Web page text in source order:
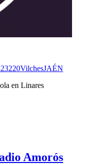
23220VilchesJAÉN
en Linares
Amorós